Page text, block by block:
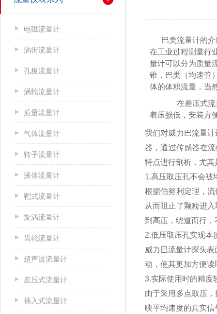
电磁流量计
涡街流量计
孔板流量计
涡轮流量计
质量流量计
气体流量计
转子流量计
液体流量计
靶式流量计
旋涡流量计
齿轮流量计
超声波流量计
差压式流量计
插入式流量计
巴类流量计的
在工业过程测量行
量计可以分为质量
锥，巴类（均速管
体的体积流量，当
在差压式流量
着压损低，安装方
我们对威力巴流量
器，通过传感器在
特点进行剖析，尤
1.高压取压孔不会被
根据伯努利定理，
从而阻止了颗粒进
到高压，绕道而行
2.低压取压孔实现本
威力巴流量计探头
动，使其更加方便
3.实际使用时的精度
由于采用多点取压
映平均速度的真